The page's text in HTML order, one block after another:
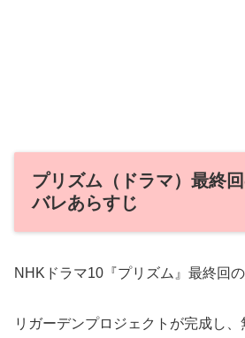
プリズム（ドラマ）最終
バレあらすじ
NHKドラマ10『プリズム』最終回の
リガーデンプロジェクトが完成し